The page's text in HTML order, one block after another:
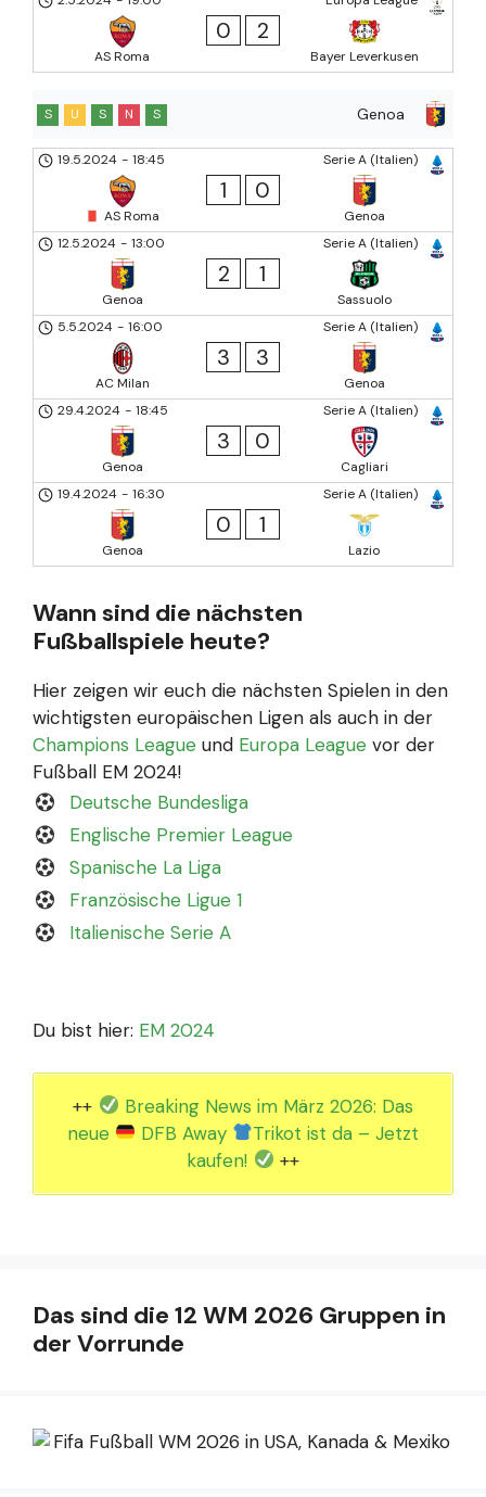
AS Roma
0 2
Bayer Leverkusen
Genoa
S U S N S
Serie A (Italien)
19.5.2024 - 18:45
AS Roma
1 0
Genoa
Serie A (Italien)
12.5.2024 - 13:00
Genoa
2 1
Sassuolo
Serie A (Italien)
5.5.2024 - 16:00
AC Milan
3 3
Genoa
Serie A (Italien)
29.4.2024 - 18:45
Genoa
3 0
Cagliari
Serie A (Italien)
19.4.2024 - 16:30
Genoa
0 1
Lazio
Wann sind die nächsten
Fußballspiele heute?
Hier zeigen wir euch die nächsten Spielen in den
wichtigsten europäischen Ligen als auch in der
Champions League und Europa League vor der
Fußball EM 2024!
Deutsche Bundesliga
Englische Premier League
Spanische La Liga
Französische Ligue 1
Italienische Serie A
Du bist hier: EM 2024
++
Breaking News im März 2026: Das
neue
DFB Away
Trikot ist da – Jetzt
kaufen!
++
Das sind die 12 WM 2026 Gruppen in
der Vorrunde